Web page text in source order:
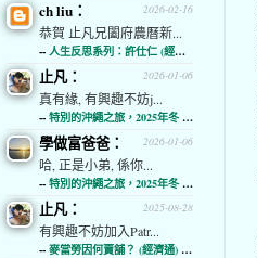
2026-02-16
ch liu：
恭賀 止凡兄闔府農曆新...
-- 人生反思系列：許仕仁 (經濟通)
2026-01-06
止凡：
真有緣, 有興趣不妨j...
-- 特別的沖繩之旅，2025年冬 (經濟通)
2026-01-06
學做富爸爸：
哈, 正是小弟, 係你...
-- 特別的沖繩之旅，2025年冬 (經濟通)
2025-08-28
止凡：
有興趣不妨加入Patr...
-- 麥當勞因何賣舖？ (經濟通) (略)